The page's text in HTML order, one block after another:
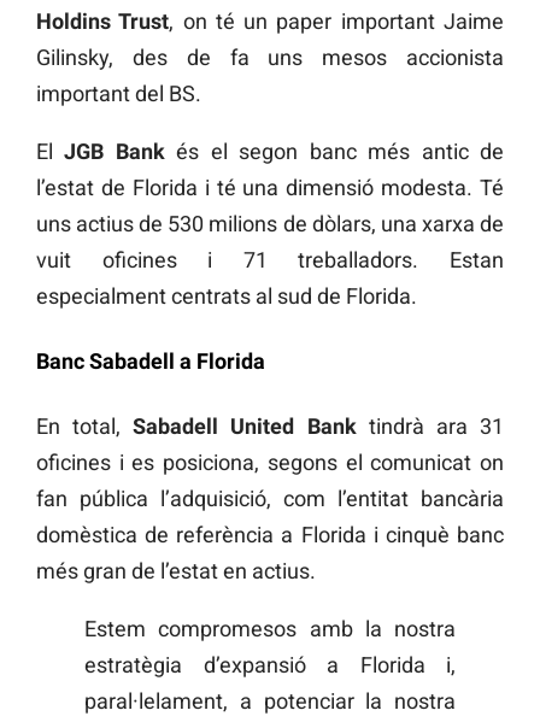
Holdins Trust, on té un paper important Jaime
Gilinsky, des de fa uns mesos accionista
important del BS.
ElJGB Bankés el segon banc més antic de
l’estat de Florida i té una dimensió modesta. Té
uns actius de 530 milions de dòlars, una xarxa de
vuit oficines i 71 treballadors. Estan
especialment centrats al sud de Florida.
Banc Sabadell a Florida
En total,Sabadell United Banktindrà ara 31
oficines i es posiciona, segons el comunicat on
fan pública l’adquisició, com l’entitat bancària
domèstica de referència a Florida i cinquè banc
més gran de l’estat en actius.
Estem compromesos amb la nostra
estratègia d’expansió a Florida i,
paral·lelament, a potenciar la nostra